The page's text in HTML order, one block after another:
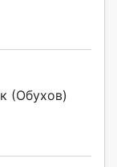
(Обухов)